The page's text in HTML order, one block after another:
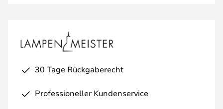
30 Tage Rückgaberecht
Professioneller Kundenservice